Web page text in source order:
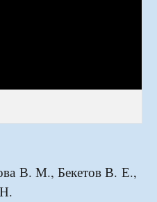
В. М., Бекетов В. Е.,